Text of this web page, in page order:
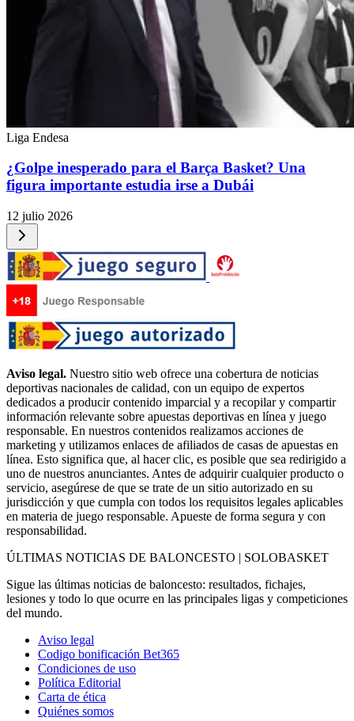
Liga Endesa
¿Golpe inesperado para el Barça Basket? Una
figura importante estudia irse a Dubái
12 julio 2026
Aviso legal. Nuestro sitio web ofrece una cobertura de noticias
deportivas nacionales de calidad, con un equipo de expertos
dedicados a producir contenido imparcial y a recopilar y compartir
información relevante sobre apuestas deportivas en línea y juego
responsable. En nuestros contenidos realizamos acciones de
marketing y utilizamos enlaces de afiliados de casas de apuestas en
línea. Esto significa que, al hacer clic, es posible que sea redirigido a
uno de nuestros anunciantes. Antes de adquirir cualquier producto o
servicio, asegúrese de que se trate de un sitio autorizado en su
jurisdicción y que cumpla con todos los requisitos legales aplicables
en materia de juego responsable. Apueste de forma segura y con
responsabilidad.
ÚLTIMAS NOTICIAS DE BALONCESTO | SOLOBASKET
Sigue las últimas noticias de baloncesto: resultados, fichajes,
lesiones y todo lo que ocurre en las principales ligas y competiciones
del mundo.
Aviso legal
Codigo bonificación Bet365
Condiciones de uso
Política Editorial
Carta de ética
Quiénes somos